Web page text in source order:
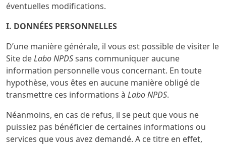
éventuelles modifications.
I. DONNÉES PERSONNELLES
D’une manière générale, il vous est possible de visiter le
Site deLabo NPDSsans communiquer aucune
information personnelle vous concernant. En toute
hypothèse, vous êtes en aucune manière obligé de
transmettre ces informations à Labo NPDS.
Néanmoins, en cas de refus, il se peut que vous ne
puissiez pas bénéficier de certaines informations ou
services que vous avez demandé. A ce titre en effet,